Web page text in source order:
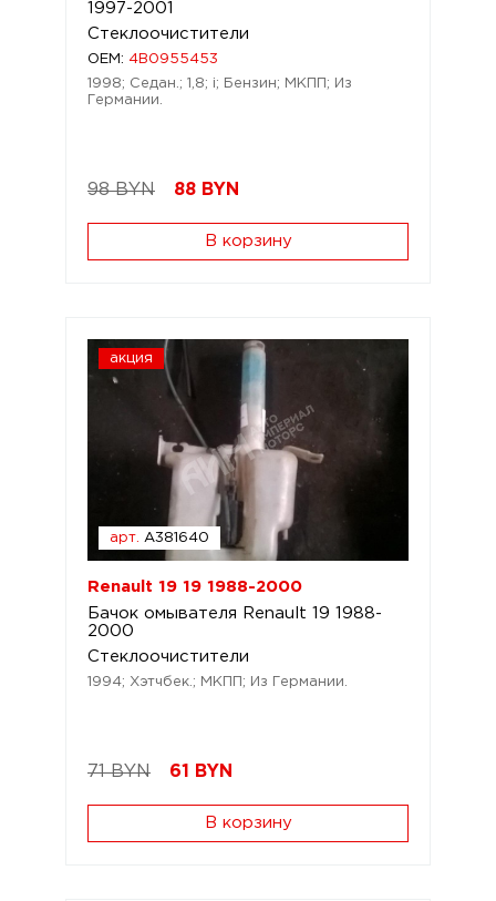
1997-2001
Стеклоочистители
OEM: 4B0955453
1998; Седан.; 1,8; i; Бензин; МКПП; Из
Германии.
98 BYN 88 BYN
В корзину
акция
арт. A381640
Renault 19 19 1988-2000
Бачок омывателя Renault 19 1988-
2000
Стеклоочистители
1994; Хэтчбек.; МКПП; Из Германии.
71 BYN 61 BYN
В корзину